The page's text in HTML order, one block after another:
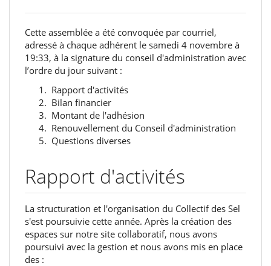
Cette assemblée a été convoquée par courriel,‭
‬adressé à chaque adhérent le samedi‭ ‬4‭ ‬novembre à‭
‬19:33,‭ ‬à la signature du conseil d'administration avec
l’ordre du jour suivant‭ ‬:
‭ ‬Rapport d'activités
‭ ‬Bilan financier
‭ ‬Montant de l'adhésion
‭ ‬Renouvellement du Conseil d'administration
‭ ‬Questions diverses
Rapport d'activités
La structuration et l'organisation du Collectif des Sel
s'est poursuivie cette année. Après la création des
espaces sur notre site collaboratif, nous avons
poursuivi avec la gestion et nous avons mis en place
des :